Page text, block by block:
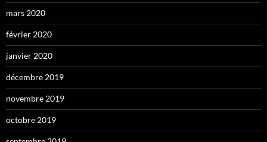
mars 2020
février 2020
janvier 2020
décembre 2019
novembre 2019
octobre 2019